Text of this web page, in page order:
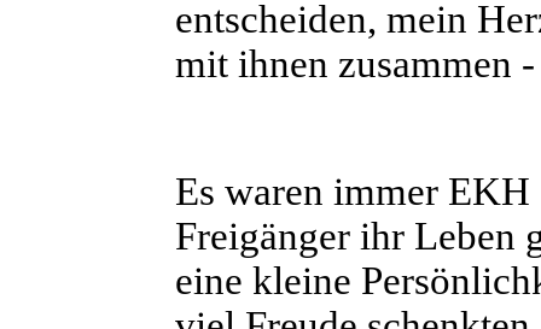
entscheiden, mein
mit ihnen zusammen
Es waren immer
Freigänger ihr Leben
eine kleine